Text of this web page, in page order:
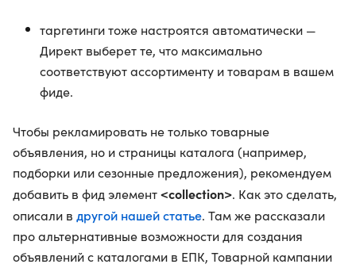
таргетинги тоже настроятся автоматически —
Директ выберет те, что максимально
соответствуют ассортименту и товарам в вашем
фиде.
Чтобы рекламировать не только товарные
объявления, но и страницы каталога (например,
подборки или сезонные предложения), рекомендуем
добавить в фид элемент<collection>. Как это сделать,
описали в другой нашей статье. Там же рассказали
про альтернативные возможности для создания
объявлений с каталогами в ЕПК, Товарной кампании